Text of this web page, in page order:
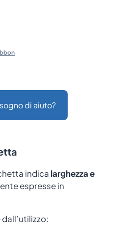
di aiuto?
indica larghezza e
espresse in